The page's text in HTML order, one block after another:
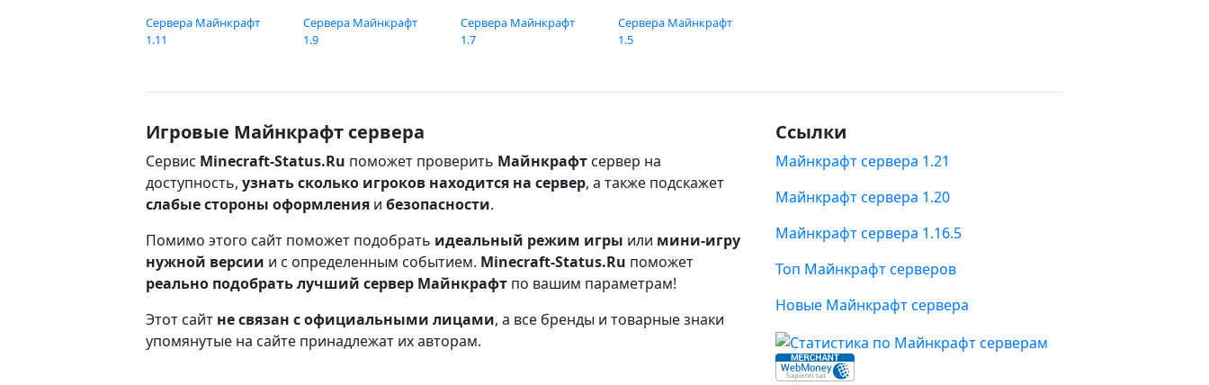
Сервера Майнкрафт
1.11
Сервера Майнкрафт
1.9
Сервера Майнкрафт
1.7
Сервера Майнкрафт
1.5
Игровые Майнкрафт сервера
Сервис Minecraft-Status.Ru поможет проверить Майнкрафт сервер на
доступность, узнать сколько игроков находится на сервер, а также подскажет
слабые стороны оформления и безопасности.
Помимо этого сайт поможет подобрать идеальный режим игры или мини-игру
нужной версии и с определенным событием. Minecraft-Status.Ru поможет
реально подобрать лучший сервер Майнкрафт по вашим параметрам!
Этот сайт не связан с официальными лицами, а все бренды и товарные знаки
упомянутые на сайте принадлежат их авторам.
Ссылки
Майнкрафт сервера 1.21
Майнкрафт сервера 1.20
Майнкрафт сервера 1.16.5
Топ Майнкрафт серверов
Новые Майнкрафт сервера